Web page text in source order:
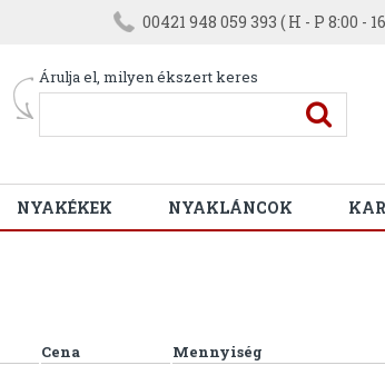
00421 948 059 393 ( H - P 8:00 -
Árulja el, milyen ékszert keres
NYAKÉKEK NYAKLÁNCOK
Cena Mennyiség